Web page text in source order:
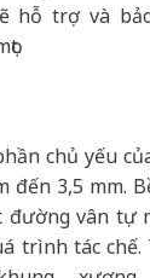
hỗ trợ và
chủ yếu
đến 3,5 mm.
đường vân tự
trình tác chế.